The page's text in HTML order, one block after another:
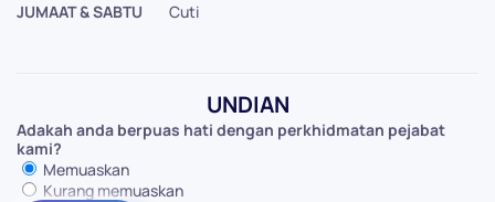
JUMAAT & SABTU Cuti
UNDIAN
Adakah anda berpuas hati dengan perkhidmatan pejabat
kami?
Memuaskan
Kurang memuaskan